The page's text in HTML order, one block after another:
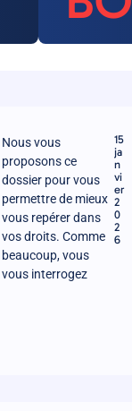
Nous vous
proposons ce
dossier pour vous
permettre de mieux
vous repérer dans
vos droits. Comme
beaucoup, vous
vous interrogez
15
ja
n
vi
er
2
0
2
6